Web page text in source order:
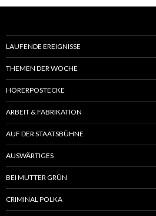
LAUFENDE EREIGNISSE
THEMEN DER WOCHE
HÖRERPOSTECKE
ARBEIT & FABRIKATION
AUF DER STAATSBÜHNE
AUSWÄRTIGES
BEI MUTTER GRÜN
CRIMINAL POLKA